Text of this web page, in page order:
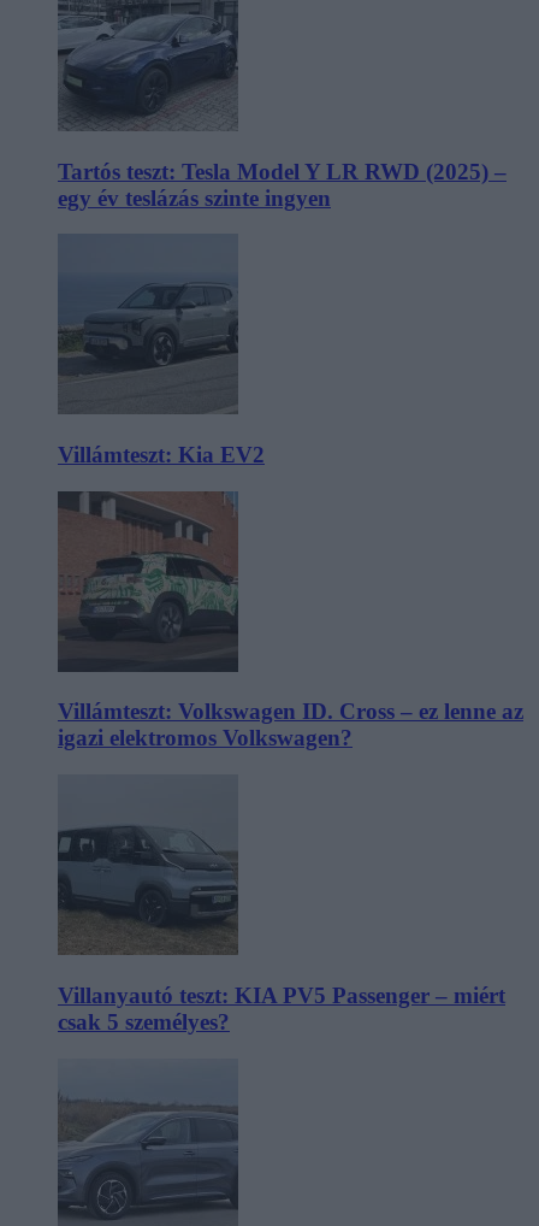
Tartós teszt: Tesla Model Y LR RWD (2025) –
egy év teslázás szinte ingyen
Villámteszt: Kia EV2
Villámteszt: Volkswagen ID. Cross – ez lenne az
igazi elektromos Volkswagen?
Villanyautó teszt: KIA PV5 Passenger – miért
csak 5 személyes?